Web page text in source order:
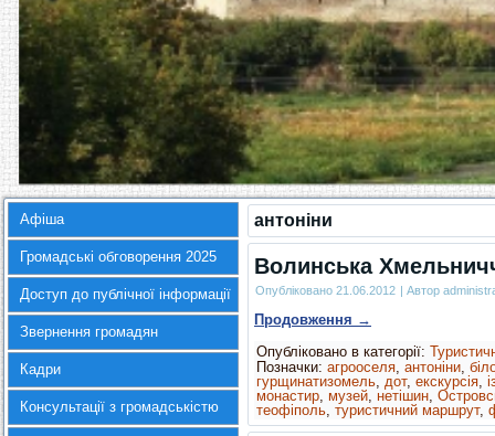
Афіша
Громадські обговорення 2025
Доступ до публічної інформації
Звернення громадян
Кадри
Консультації з громадськістю
антоніни
Волинська
Опубліковано 21.06.2012 | Автор
Продовження →
Опубліковано в категорії:
Позначки: агрооселя, антоніни,
гурщинатизомель, дот, екскурсія,
монастир, музей, нетішин,
теофіполь, туристичний маршрут,